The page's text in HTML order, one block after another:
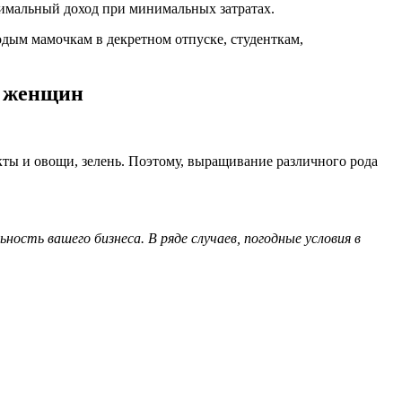
доход при минимальных затратах.
мамочкам в декретном отпуске, студенткам,
женщин
и овощи, зелень. Поэтому, выращивание различного рода
вашего бизнеса. В ряде случаев, погодные условия в